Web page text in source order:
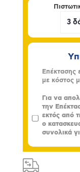
Επέκτασης
με κόστος
Για να
την
εκτός από
ο
συνολικά